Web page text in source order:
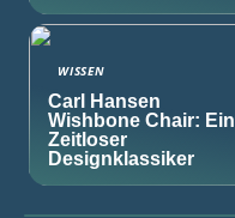
WISSEN
Carl Hansen
Wishbone Chair: Ein
Zeitloser
Designklassiker